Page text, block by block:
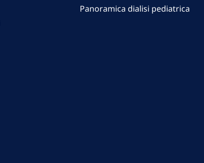
Panoramica dialisi pediatrica